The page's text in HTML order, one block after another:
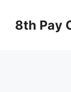
content8th Pay